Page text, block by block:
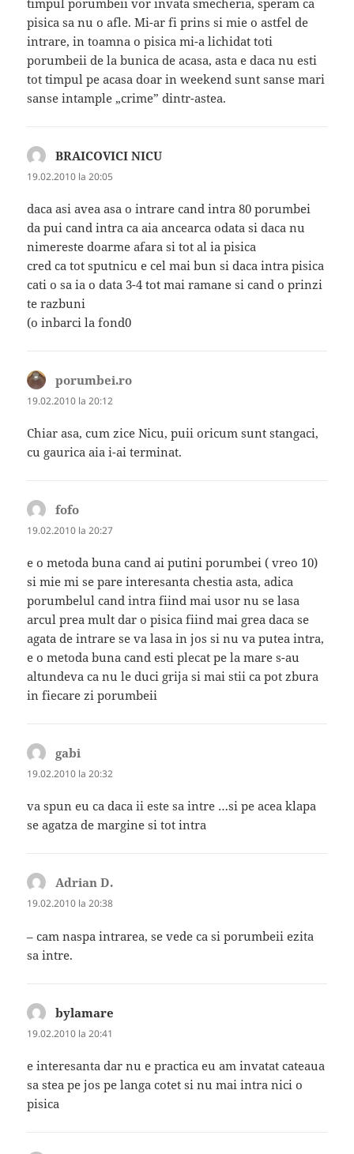
pisica sa nu o afle. Mi-ar fi prins si mie o astfel de
intrare, in toamna o pisica mi-a lichidat toti
porumbeii de la bunica de acasa, asta e daca nu esti
tot timpul pe acasa doar in weekend sunt sanse mari
sanse intample „crime” dintr-astea.
BRAICOVICI NICU
19.02.2010 la 20:05
daca asi avea asa o intrare cand intra 80 porumbei
da pui cand intra ca aia ancearca odata si daca nu
nimereste doarme afara si tot al ia pisica
cred ca tot sputnicu e cel mai bun si daca intra pisica
cati o sa ia o data 3-4 tot mai ramane si cand o prinzi
te razbuni
(o inbarci la fond0
porumbei.ro
19.02.2010 la 20:12
Chiar asa, cum zice Nicu, puii oricum sunt stangaci,
cu gaurica aia i-ai terminat.
fofo
19.02.2010 la 20:27
e o metoda buna cand ai putini porumbei ( vreo 10)
si mie mi se pare interesanta chestia asta, adica
porumbelul cand intra fiind mai usor nu se lasa
arcul prea mult dar o pisica fiind mai grea daca se
agata de intrare se va lasa in jos si nu va putea intra,
e o metoda buna cand esti plecat pe la mare s-au
altundeva ca nu le duci grija si mai stii ca pot zbura
in fiecare zi porumbeii
gabi
19.02.2010 la 20:32
va spun eu ca daca ii este sa intre …si pe acea klapa
se agatza de margine si tot intra
Adrian D.
19.02.2010 la 20:38
– cam naspa intrarea, se vede ca si porumbeii ezita
sa intre.
bylamare
19.02.2010 la 20:41
e interesanta dar nu e practica eu am invatat cateaua
sa stea pe jos pe langa cotet si nu mai intra nici o
pisica